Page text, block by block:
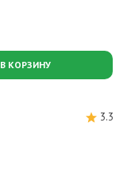
В КОРЗИНУ
3.3